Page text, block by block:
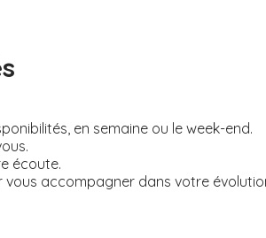
en semaine ou le week-end.
écoute.
vous accompagner dans votre